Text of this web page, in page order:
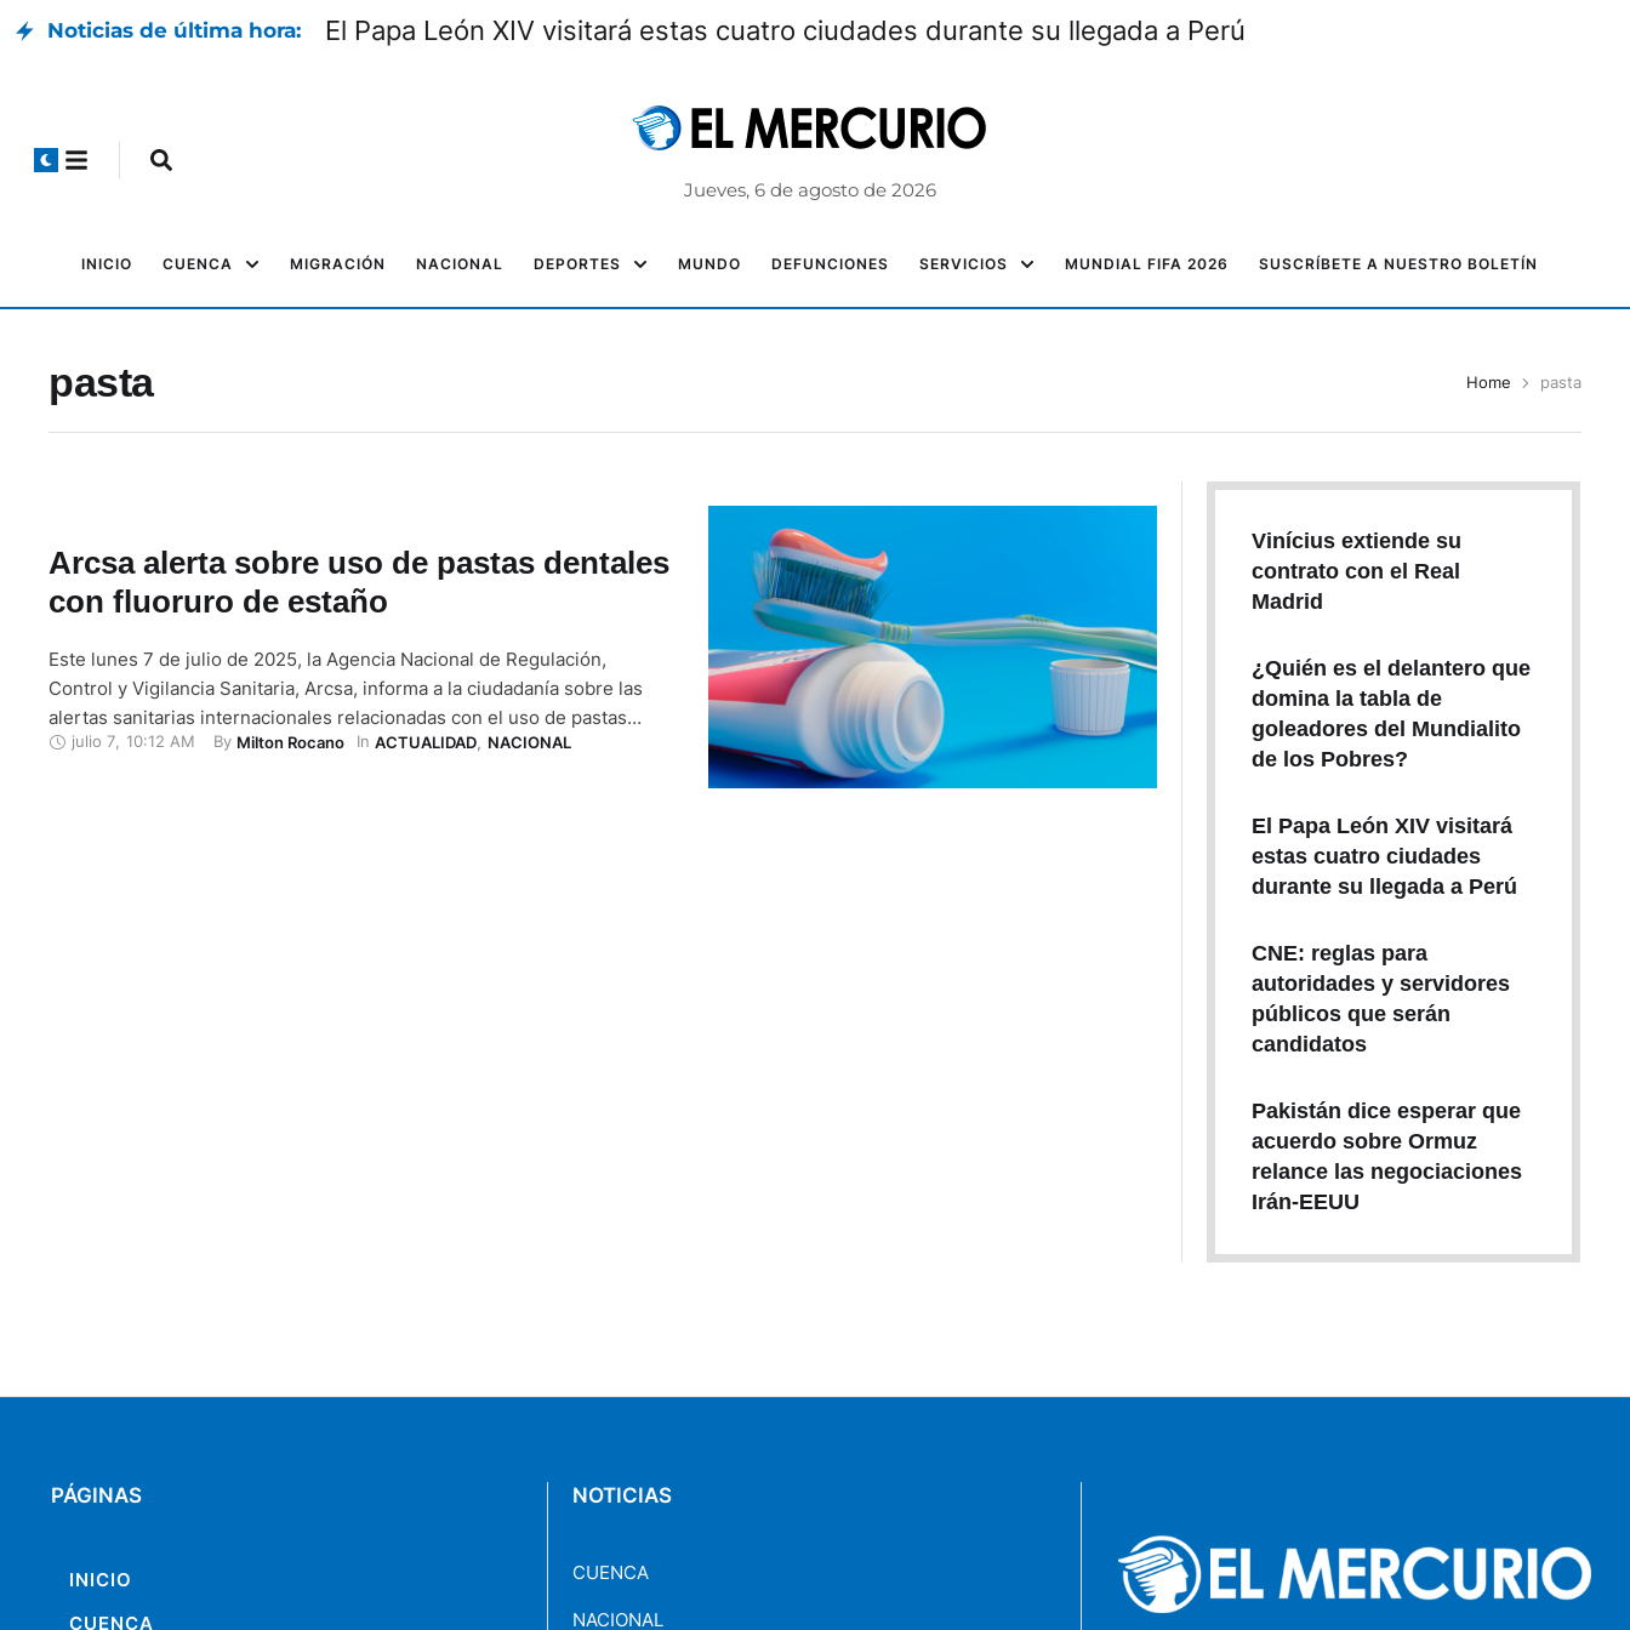
Noticias de última hora: El Papa León XIV visitará estas cuatro ciudades durante su llegada a Perú
Jueves, 6 de agosto de 2026
INICIO CUENCA MIGRACIÓN NACIONAL DEPORTES MUNDO DEFUNCIONES SERVICIOS MUNDIAL FIFA 2026 SUSCRÍBETE A NUESTRO BOLETÍN
pasta Home pasta
Arcsa alerta sobre uso de pastas dentales
con fluoruro de estaño
Este lunes 7 de julio de 2025, la Agencia Nacional de Regulación,
Control y Vigilancia Sanitaria, Arcsa, informa a la ciudadanía sobre las
alertas sanitarias internacionales relacionadas con el uso de pastas
dentales que contienen fluoruro de estaño como ingrediente activo.
julio 7 10:12 AM By Milton Rocano In ACTUALIDAD, NACIONAL
Vinícius extiende su
contrato con el Real
Madrid
¿Quién es el delantero que
domina la tabla de
goleadores del Mundialito
de los Pobres?
El Papa León XIV visitará
estas cuatro ciudades
durante su llegada a Perú
CNE: reglas para
autoridades y servidores
públicos que serán
candidatos
Pakistán dice esperar que
acuerdo sobre Ormuz
relance las negociaciones
Irán-EEUU
PÁGINAS
INICIO
CUENCA
NOTICIAS
CUENCA
NACIONAL